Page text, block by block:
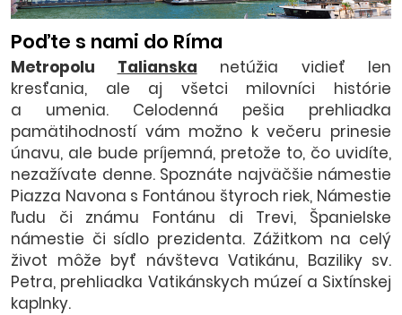
Poďte s nami do Ríma
Metropolu Talianska netúžia vidieť len
kresťania, ale aj všetci milovníci histórie
a umenia. Celodenná pešia prehliadka
pamätihodností vám možno k večeru prinesie
únavu, ale bude príjemná, pretože to, čo uvidíte,
nezažívate denne. Spoznáte najväčšie námestie
Piazza Navona s Fontánou štyroch riek, Námestie
ľudu či známu Fontánu di Trevi, Španielske
námestie či sídlo prezidenta. Zážitkom na celý
život môže byť návšteva Vatikánu, Baziliky sv.
Petra, prehliadka Vatikánskych múzeí a Sixtínskej
kaplnky.